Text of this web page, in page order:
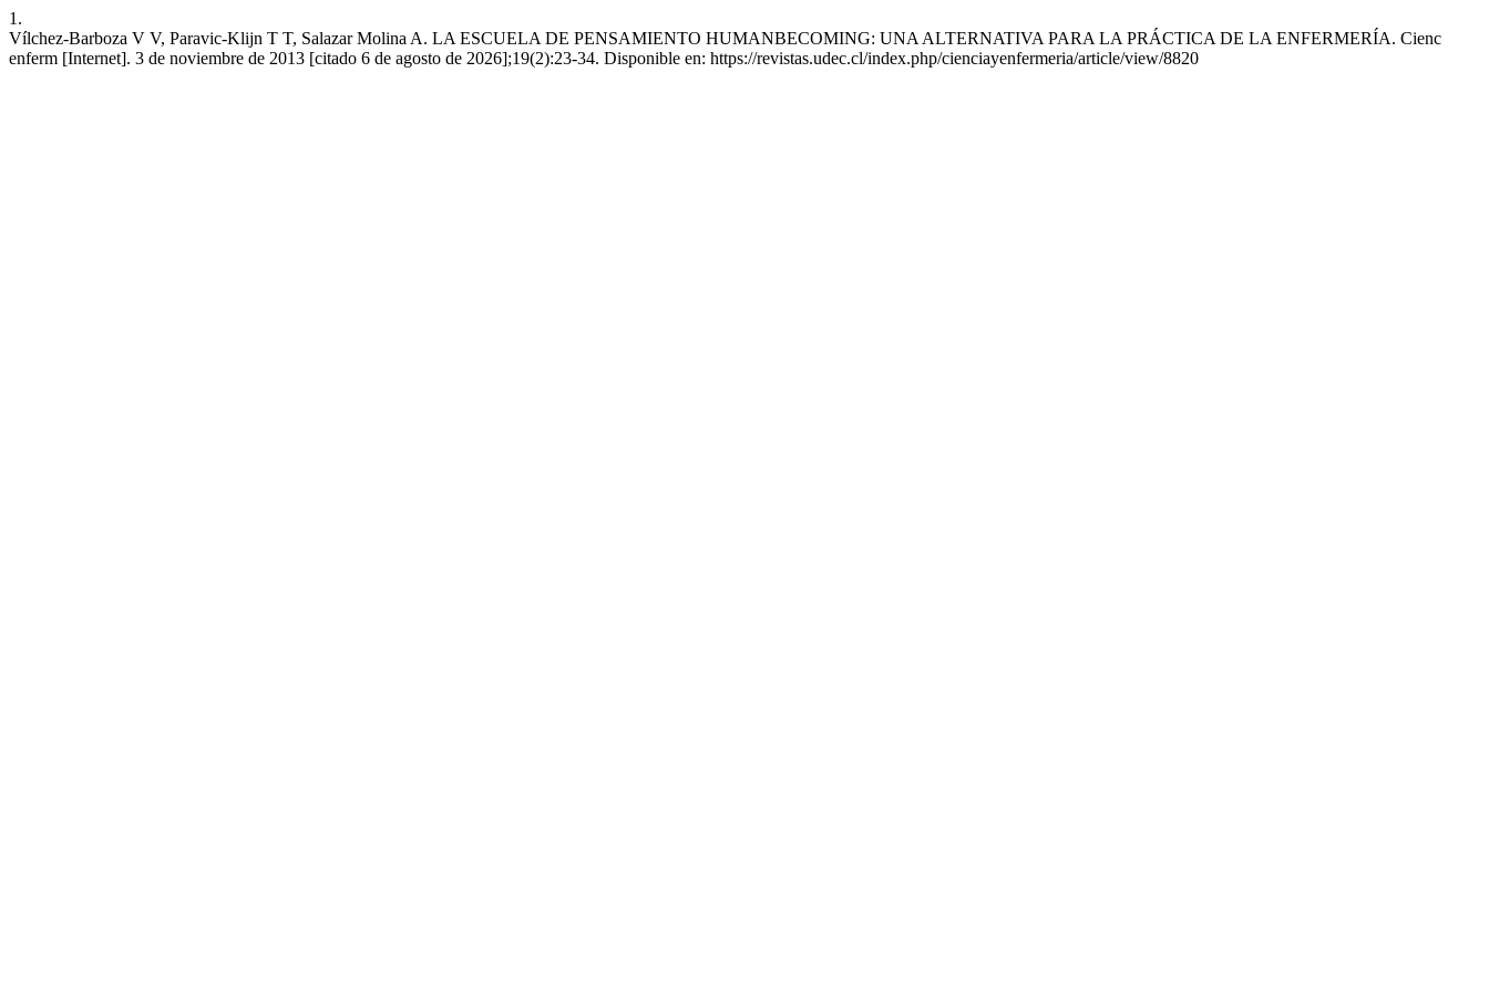
1.
Vílchez-Barboza V V, Paravic-Klijn T T, Salazar Molina A. LA ESCUELA DE PENSAMIENTO HUMANBECOMING: UNA ALTERNATIVA PARA LA PRÁCTICA DE LA ENFERMERÍA. Cienc
enferm [Internet]. 3 de noviembre de 2013 [citado 6 de agosto de 2026];19(2):23-34. Disponible en: https://revistas.udec.cl/index.php/cienciayenfermeria/article/view/8820